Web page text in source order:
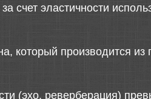
счет эластичности
который производится
(эхо, реверберация)